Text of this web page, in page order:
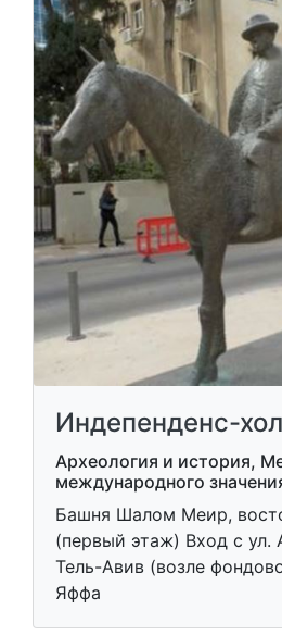
Индепенденс-
Археология и история,
международного
Башня Шалом Меир,
(первый этаж) Вход с ул.
Тель-Авив (возле
Яффа